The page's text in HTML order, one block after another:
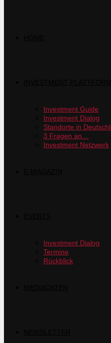
Investment Guide
Investment Dialog
Standorte in
3 Fragen an…
Investment Netzwerk
Investment Dialog
Termine
Rückblick